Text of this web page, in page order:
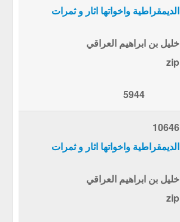
الديمقراطية واخواتها اثار و ثمرات
خليل بن ابراهيم العراقي
zip
5944
10646
الديمقراطية واخواتها اثار و ثمرات
خليل بن ابراهيم العراقي
zip